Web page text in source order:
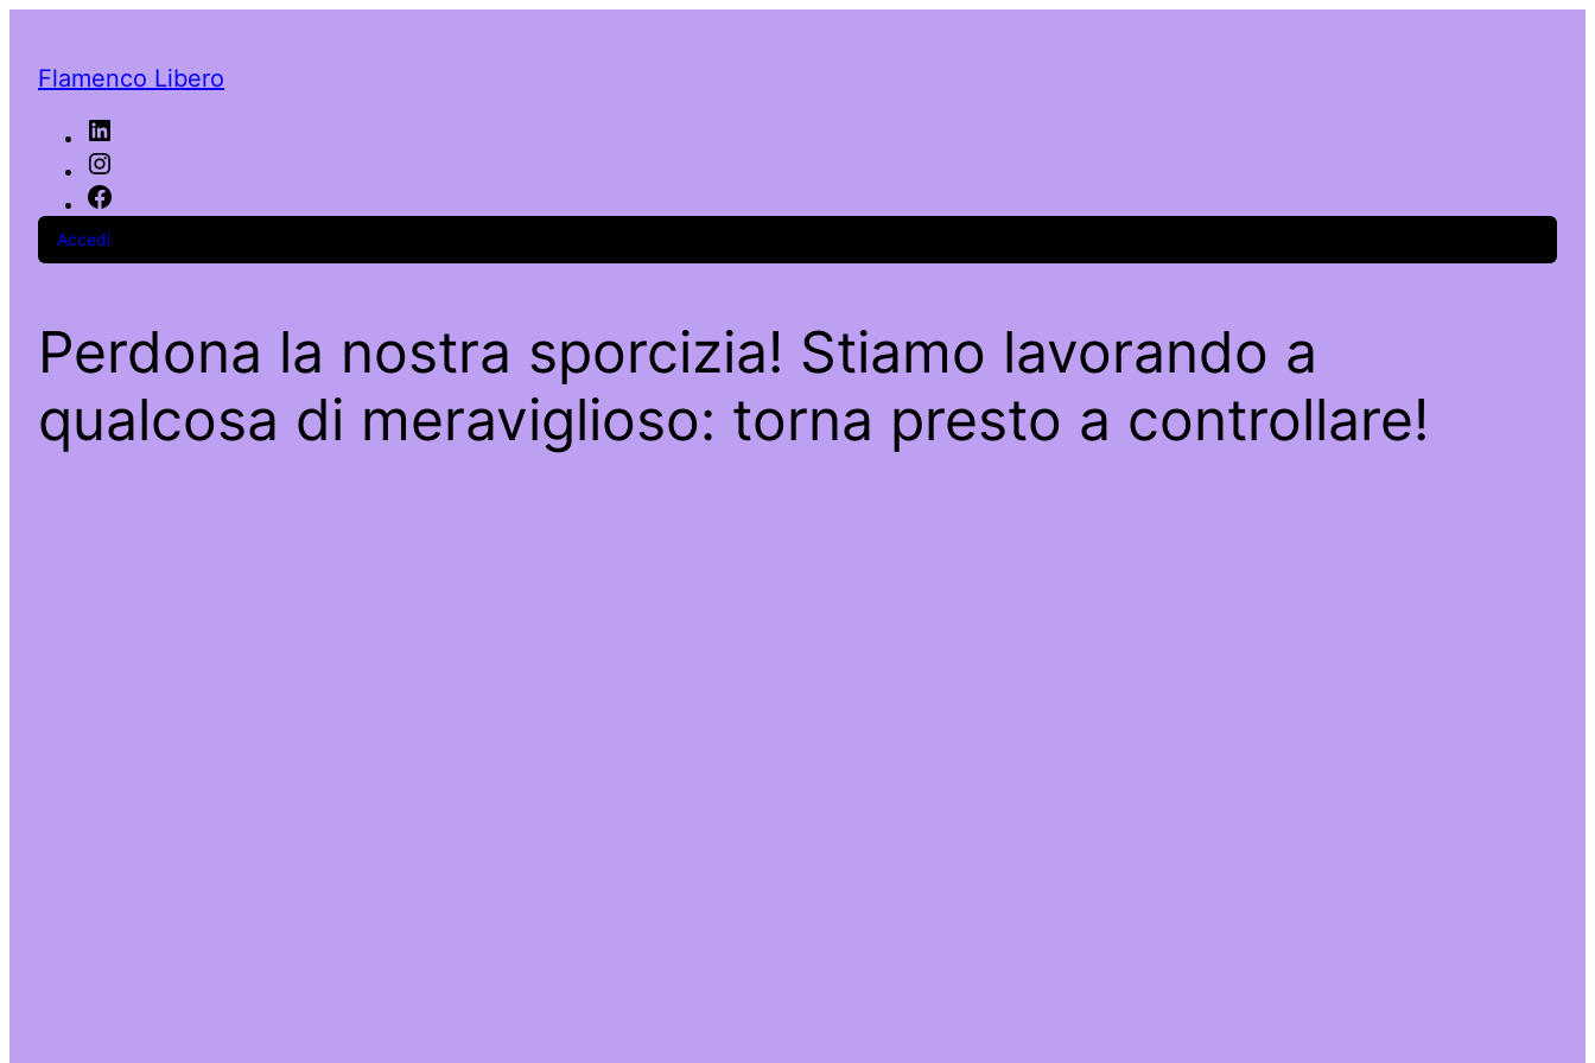
Flamenco Libero
Accedi
Perdona la nostra sporcizia! Stiamo lavorando a
qualcosa di meraviglioso: torna presto a controllare!